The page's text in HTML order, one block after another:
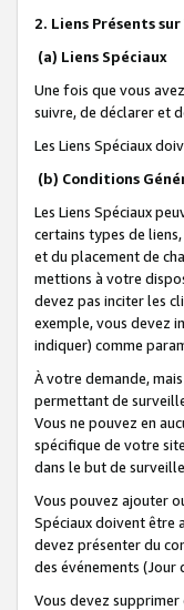
2. Liens Présents
(a) Liens Spéciaux
Une fois que vous
suivre, de déclarer et
Les Liens Spéciaux
(b) Conditions
Les Liens Spéciaux
certains types de
et du placement de
mettions à votre
devez pas inciter les
exemple, vous devez
indiquer) comme
À votre demande,
permettant de
Vous ne pouvez en
spécifique de votre
dans le but de
Vous pouvez ajouter
Spéciaux doivent être
devez présenter du
des événements (Jour
Vous devez